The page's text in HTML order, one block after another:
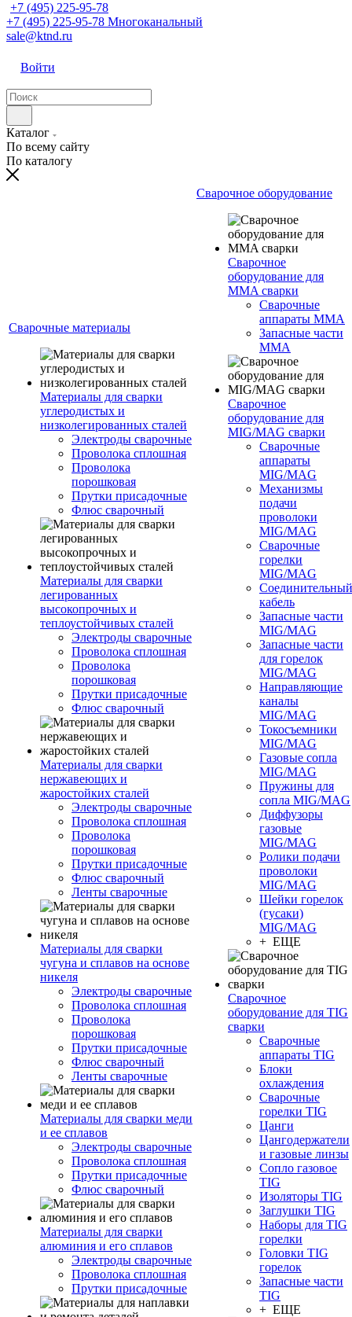
+7 (495) 225-95-78
+7 (495) 225-95-78 Многоканальный
sale@ktnd.ru
Войти
Каталог
По всему сайту
По каталогу
Сварочные материалы
Материалы для сварки
углеродистых и
низколегированных сталей
Электроды сварочные
Проволока сплошная
Проволока
порошковая
Прутки присадочные
Флюс сварочный
Материалы для сварки
легированных
высокопрочных и
теплоустойчивых сталей
Электроды сварочные
Проволока сплошная
Проволока
порошковая
Прутки присадочные
Флюс сварочный
Материалы для сварки
нержавеющих и
жаростойких сталей
Электроды сварочные
Проволока сплошная
Проволока
порошковая
Прутки присадочные
Флюс сварочный
Ленты сварочные
Материалы для сварки
чугуна и сплавов на основе
никеля
Электроды сварочные
Проволока сплошная
Проволока
порошковая
Прутки присадочные
Флюс сварочный
Ленты сварочные
Материалы для сварки меди
и ее сплавов
Электроды сварочные
Проволока сплошная
Прутки присадочные
Флюс сварочный
Материалы для сварки
алюминия и его сплавов
Электроды сварочные
Проволока сплошная
Прутки присадочные
Сварочное оборудование
Сварочное
оборудование для
MMA сварки
Сварочные
аппараты MMA
Запасные части
MMA
Сварочное
оборудование для
MIG/MAG сварки
Сварочные
аппараты
MIG/MAG
Механизмы
подачи
проволоки
MIG/MAG
Сварочные
горелки
MIG/MAG
Соединительный
кабель
Запасные части
MIG/MAG
Запасные части
для горелок
MIG/MAG
Направляющие
каналы
MIG/MAG
Токосъемники
MIG/MAG
Газовые сопла
MIG/MAG
Пружины для
сопла MIG/MAG
Диффузоры
газовые
MIG/MAG
Ролики подачи
проволоки
MIG/MAG
Шейки горелок
(гусаки)
MIG/MAG
+ ЕЩЕ
Сварочное
оборудование для TIG
сварки
Сварочные
аппараты TIG
Блоки
охлаждения
Сварочные
горелки TIG
Цанги
Цангодержатели
и газовые линзы
Сопло газовое
TIG
Изоляторы TIG
Заглушки TIG
Наборы для TIG
горелки
Головки TIG
горелок
Запасные части
TIG
+ ЕЩЕ